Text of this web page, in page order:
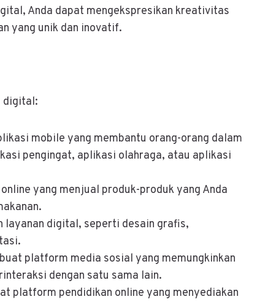
Anda dapat mengekspresikan kreativitas
yang unik dan inovatif.
digital:
mobile yang membantu orang-orang dalam
pengingat, aplikasi olahraga, atau aplikasi
yang menjual produk-produk yang Anda
layanan digital, seperti desain grafis,
platform media sosial yang memungkinkan
dengan satu sama lain.
platform pendidikan online yang menyediakan